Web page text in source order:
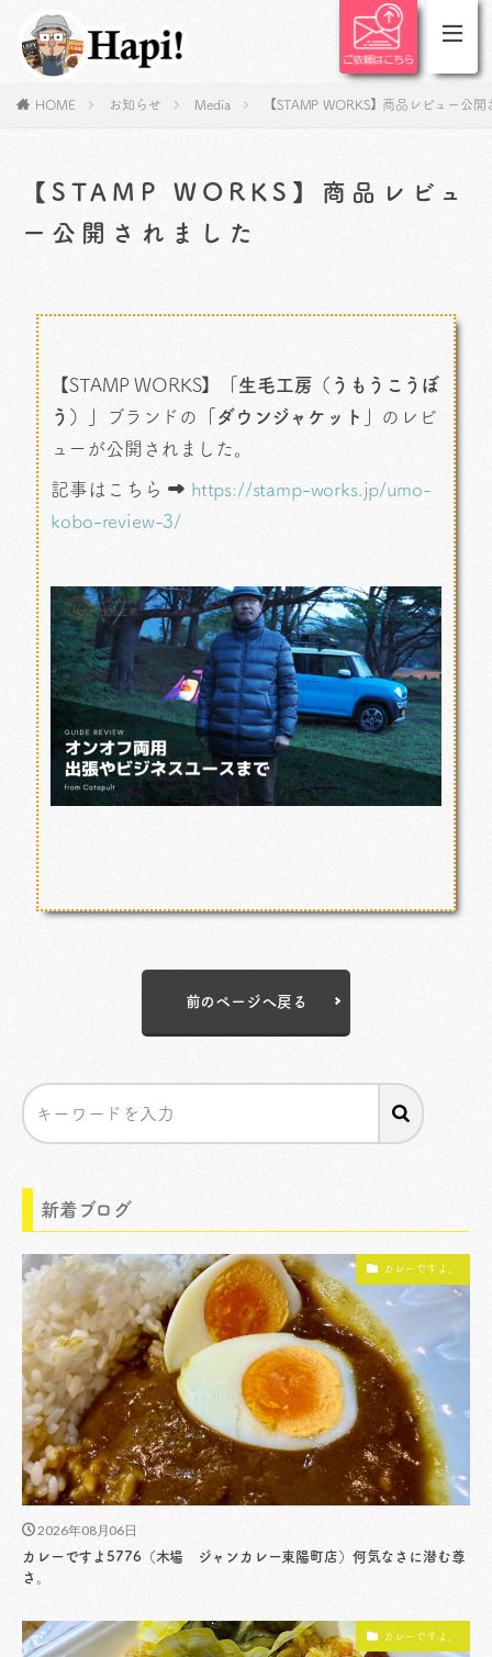
HOME お知らせ Media 【STAMP WORKS】商品レビュー公開
【STAMP WORKS】商品レビュ
ー公開されました
【STAMP WORKS】
「生毛工房（うもうこうぼ
う）」
ブランドの 「ダウンジャケット」 のレビ
ューが公開されました。
記事はこちら ➡ https://stamp-works.jp/umo-
kobo-review-3/
前のページへ戻る
新着ブログ
カレーですよ。
2026年08月06日
カレーですよ5776（木場 ジャンカレー東陽町店）何気なさに潜む尊
さ。
カレーですよ。